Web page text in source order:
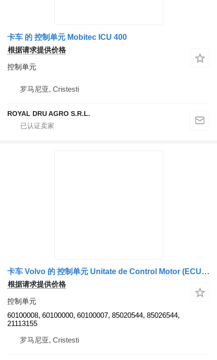
卡车 的 控制单元 Mobitec ICU 400
根据请求提供价格
控制单元
罗马尼亚, Cristesti
ROYAL DRU AGRO S.R.L.
卡车 Volvo 的 控制单元 Unitate de Control Motor (ECU) 60100008
根据请求提供价格
控制单元
60100008, 60100000, 60100007, 85020544, 85026544,
21113155
罗马尼亚, Cristesti